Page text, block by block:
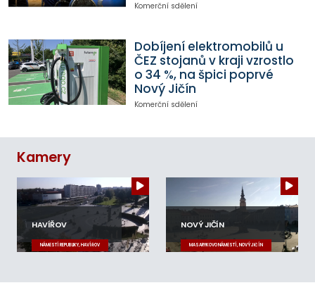
Komerční sdělení
Dobíjení elektromobilů u
ČEZ stojanů v kraji vzrostlo
o 34 %, na špici poprvé
Nový Jičín
Komerční sdělení
Kamery
HAVÍŘOV
NÁMĚSTÍ REPUBLIKY, HAVÍŘOV
NOVÝ JIČÍN
MASARYKOVO NÁMĚSTÍ, NOVÝ JIČÍN